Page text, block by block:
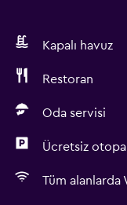
Kapalı havuz
Restoran
Oda servisi
Ücretsiz
Tüm alanlarda